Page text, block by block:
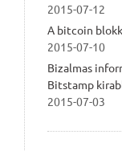
2015-07-12
A bitcoin
2015-07-10
Bizalmas
Bitstamp
2015-07-03